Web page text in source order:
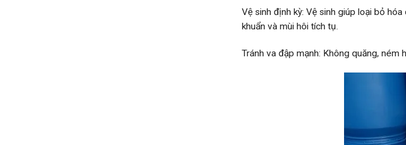
Vệ sinh định kỳ: Vệ sinh giúp loại bỏ
khuẩn và mùi hôi tích tụ.
Tránh va đập mạnh: Không quăng,